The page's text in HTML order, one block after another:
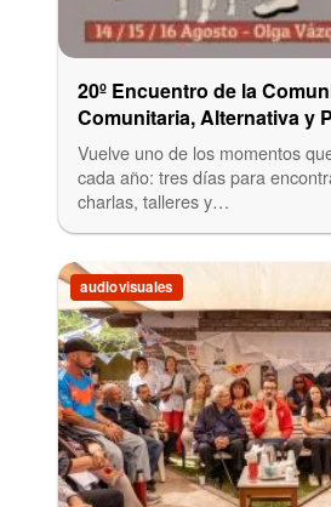
20º Encuentro de la
Comunitaria, Alternativa y
Plata
Vuelve uno de los momentos
cada año: tres días para
charlas, talleres y…
audiovisuales